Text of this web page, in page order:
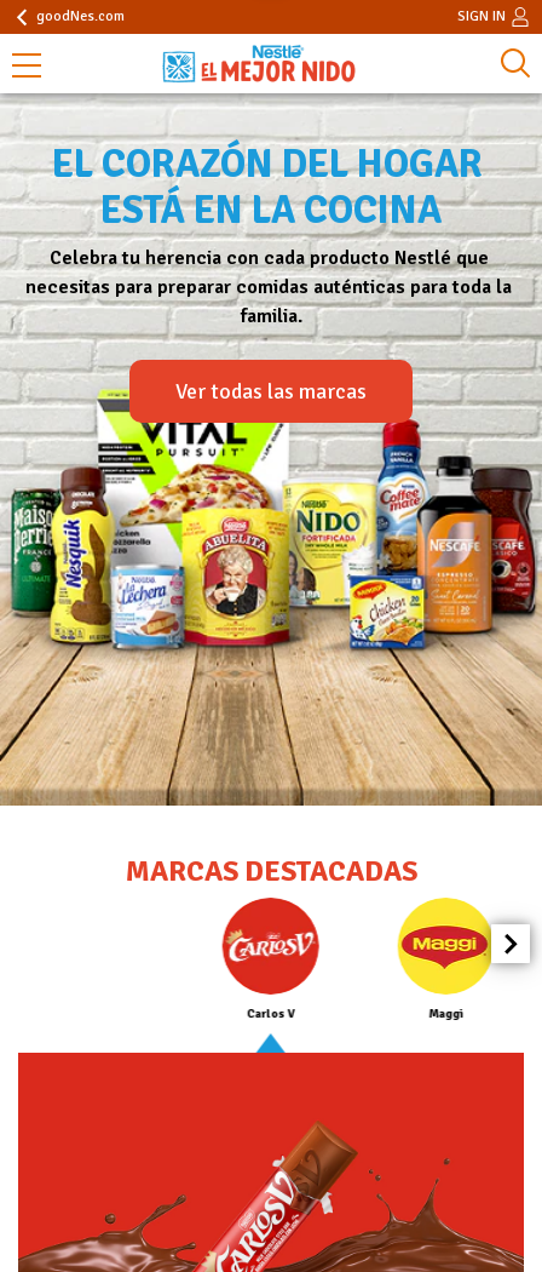
goodNes.com SIGN IN
EL CORAZÓN DEL HOGAR
ESTÁ EN LA COCINA
Celebra tu herencia con cada producto Nestlé que
necesitas para preparar comidas auténticas para toda la
familia.
Ver todas las marcas
MARCAS DESTACADAS
Carlos V Maggi